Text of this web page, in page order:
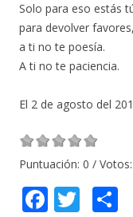
Solo para eso estás
para devolver
a ti no te poesía.
A ti no te paciencia.
El 2 de agosto del
Puntuación: 0 / Votos:
F T